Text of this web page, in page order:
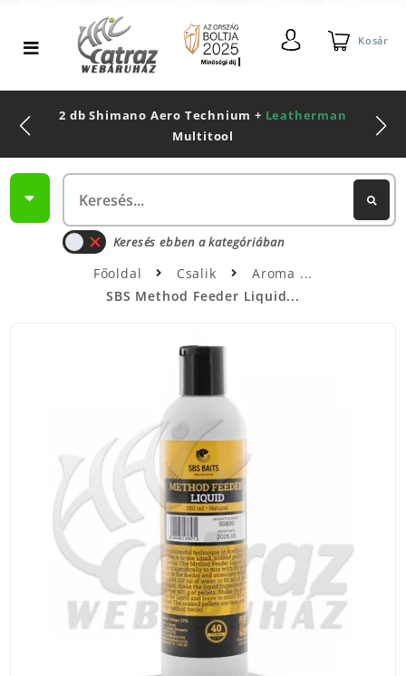
Kosár
2 db Shimano Aero Technium + Leatherman
Multitool
Keresés ebben a kategóriában
Főoldal Csalik
Aroma
SBS Method Feeder Liquid...